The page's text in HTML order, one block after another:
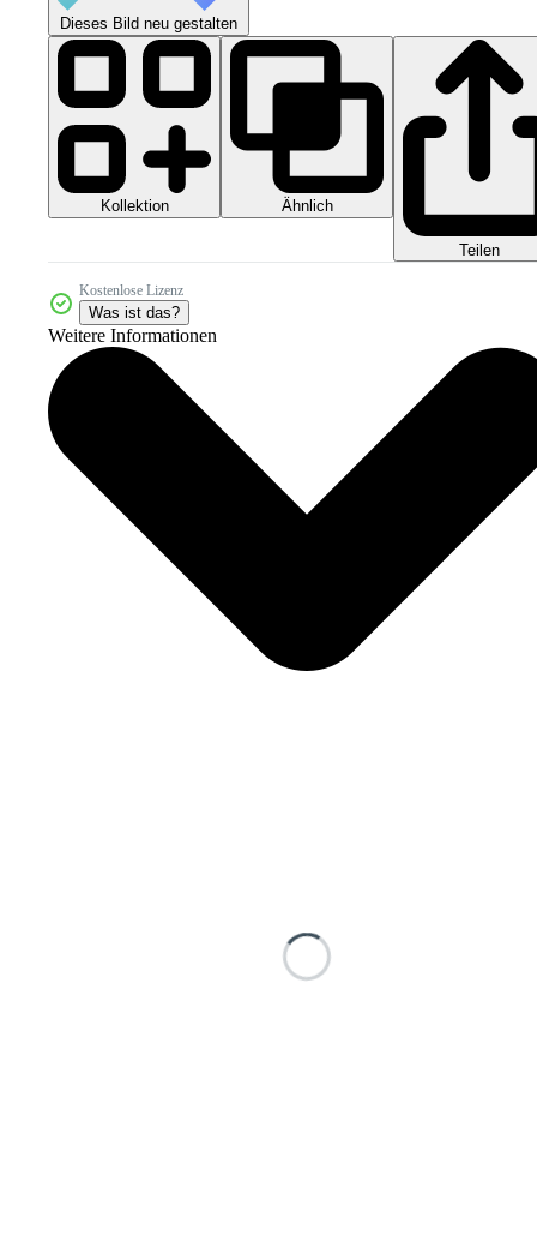
Dieses Bild neu gestalten
Kollektion Ähnlich
Teilen
Kostenlose Lizenz
Was ist das?
Weitere Informationen